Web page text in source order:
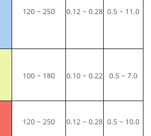
120 ~ 250 0.12 ~ 0.28 0.5 ~ 11.0
100 ~ 180 0.10 ~ 0.22 0.5 ~ 7.0
120 ~ 250 0.12 ~ 0.28 0.5 ~ 10.0